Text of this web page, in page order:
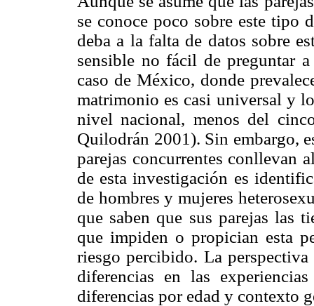
se conoce poco sobre este tipo
deba a la falta de datos sobre
sensible no fácil de preguntar
caso de México, donde
matrimonio es casi universal y
nivel nacional, menos del
Quilodrán 2001). Sin embargo,
parejas concurrentes conllevan
de esta investigación es
de hombres y mujeres
que saben que sus parejas las
que impiden o propician esta
riesgo percibido. La
diferencias en las
diferencias por edad y contexto